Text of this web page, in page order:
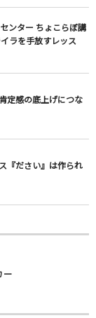
ンター ちょこらぼ講
ラを手放すレッス
定感の底上げにつな
『ださい』は作られ
ー